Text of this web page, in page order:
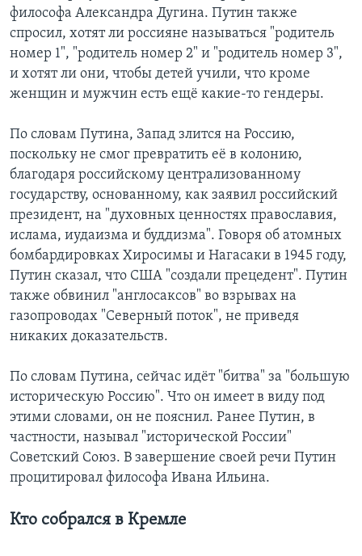
философа Александра Дугина. Путин также
спросил, хотят ли россияне называться "родитель
номер 1", "родитель номер 2" и "родитель номер 3",
и хотят ли они, чтобы детей учили, что кроме
женщин и мужчин есть ещё какие-то гендеры.
По словам Путина, Запад злится на Россию,
поскольку не смог превратить её в колонию,
благодаря российскому централизованному
государству, основанному, как заявил российский
президент, на "духовных ценностях православия,
ислама, иудаизма и буддизма". Говоря об атомных
бомбардировках Хиросимы и Нагасаки в 1945 году,
Путин сказал, что США "создали прецедент". Путин
также обвинил "англосаксов" во взрывах на
газопроводах "Северный поток", не приведя
никаких доказательств.
По словам Путина, сейчас идёт "битва" за "большую
историческую Россию". Что он имеет в виду под
этими словами, он не пояснил. Ранее Путин, в
частности, называл "исторической России"
Советский Союз. В завершение своей речи Путин
процитировал философа Ивана Ильина.
Кто собрался в Кремле